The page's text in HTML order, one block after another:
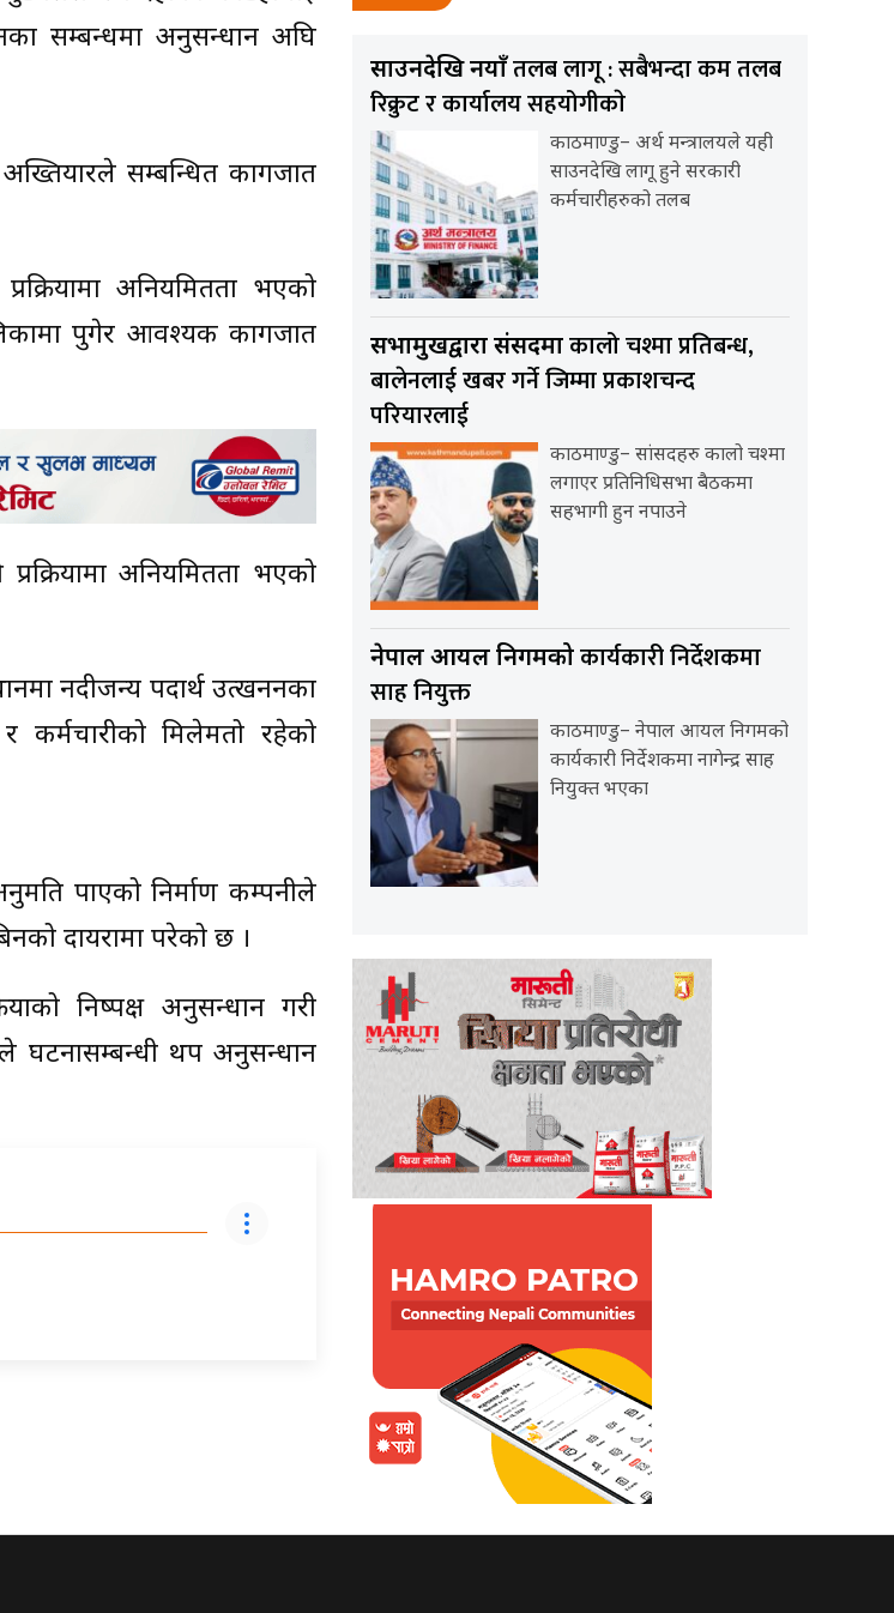
सम्बन्धमा अनुसन्धान अघि
सम्बन्धित कागजात
अनियमितता भएको
पुगेर आवश्यक कागजात
अनियमितता भएको
नदीजन्य पदार्थ उत्खननका
कर्मचारीको मिलेमतो रहेको
पाएको निर्माण कम्पनीले
दायरामा परेको छ ।
निष्पक्ष अनुसन्धान गरी
घटनासम्बन्धी थप अनुसन्धान
साउनदेखि नयाँतलब लागू : सबैभन्दा कम तलब
रिक्रुट र कार्यालय सहयोगीकाे
काठमाण्डु– अर्थ मन्त्रालयले यही
साउनदेखि लागू हुने सरकारी
कर्मचारीहरुको तलब
सभामुखद्वारा संसदमाकालो चश्मा प्रतिबन्ध,
बालेनलाई खबर गर्ने जिम्मा प्रकाशचन्द
परियारलाई
काठमाण्डु– सांसदहरु कालो चश्मा
लगाएर प्रतिनिधिसभा बैठकमा
सहभागी हुन नपाउने
नेपाल आयल निगमकोकार्यकारी निर्देशकमा
साह नियुक्त
काठमाण्डु– नेपाल आयल निगमको
कार्यकारी निर्देशकमा नागेन्द्र साह
नियुक्त भएका